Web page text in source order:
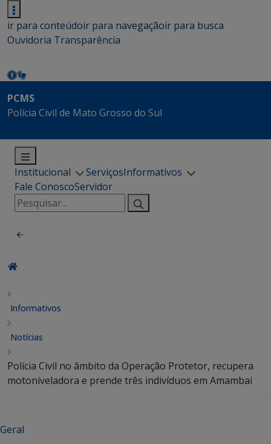
ir para conteúdoir para navegaçãoir para busca
Ouvidoria Transparência
PCMS
Polícia Civil de Mato Grosso do Sul
Institucional ServiçosInformativos
Fale ConoscoServidor
Pesquisar
por:
Informativos
Notícias
Polícia Civil no âmbito da Operação Protetor, recupera
motoniveladora e prende três indivíduos em Amambai
Geral